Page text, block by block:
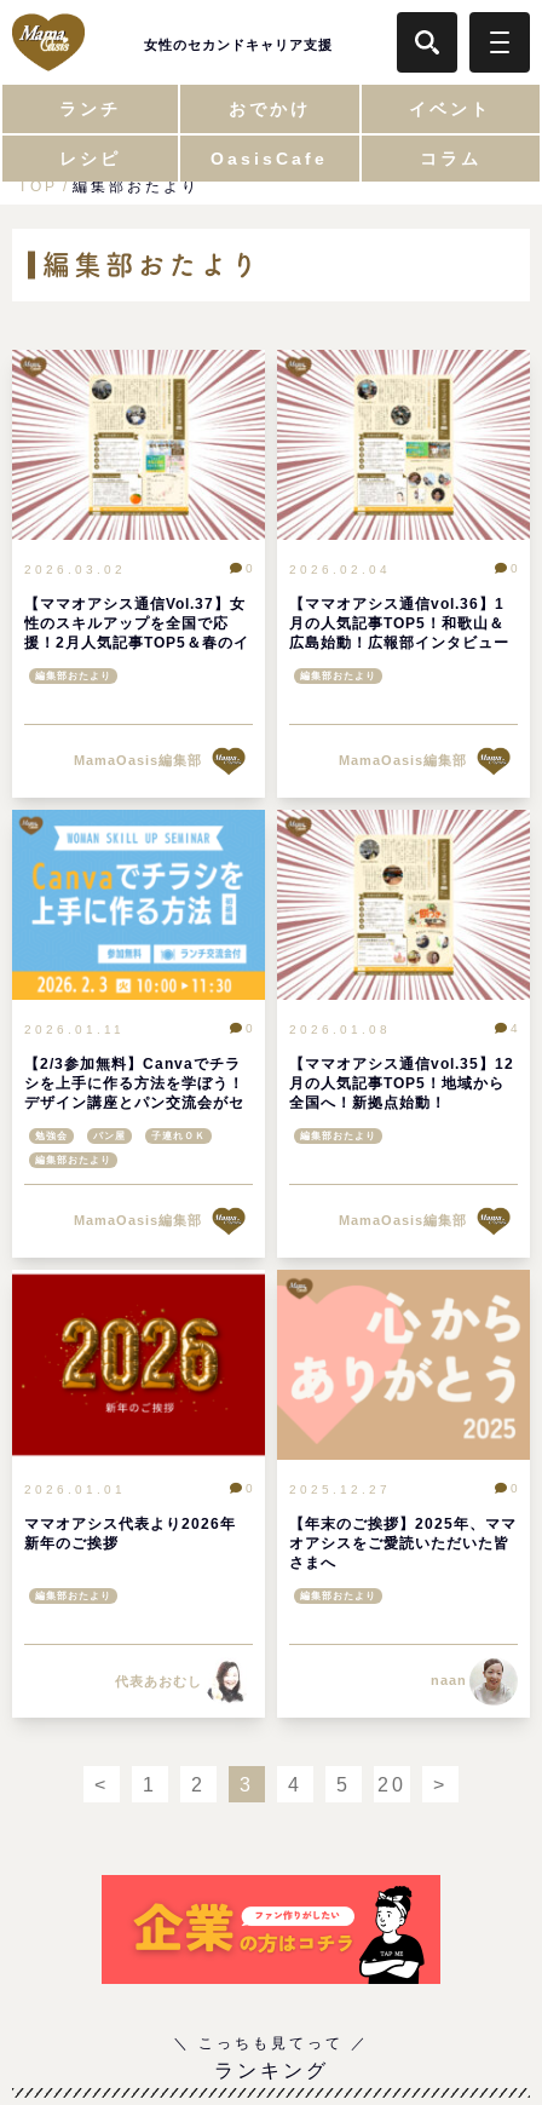
女性のセカンドキャリア支援
ランチ おでかけ イベント
レシピ OasisCafe コラム
TOP 編集部おたより
編集部おたより
2026.03.02
【ママオアシス通信Vol.37】女
性のスキルアップを全国で応
援！2月人気記事TOP5＆春のイ
0
編集部おたより
MamaOasis編集部
2026.02.04
【ママオアシス通信vol.36】1
月の人気記事TOP5！和歌山＆
広島始動！広報部インタビュー
0
編集部おたより
MamaOasis編集部
2026.01.11
【2/3参加無料】Canvaでチラ
シを上手に作る方法を学ぼう！
デザイン講座とパン交流会がセ
0
勉強会 パン屋 子連れＯＫ
編集部おたより
MamaOasis編集部
2026.01.08
【ママオアシス通信vol.35】12
月の人気記事TOP5！地域から
全国へ！新拠点始動！
4
編集部おたより
MamaOasis編集部
2026.01.01
ママオアシス代表より2026年
新年のご挨拶
0
編集部おたより
代表あおむし
2025.12.27
【年末のご挨拶】2025年、ママ
オアシスをご愛読いただいた皆
さまへ
0
編集部おたより
naan
< 1 2 3 4 5 20 >
ランキング